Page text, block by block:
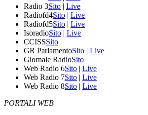
Radio 3Sito | Live
Radiofd4Sito | Live
Radiofd5Sito | Live
IsoradioSito | Live
CCISSSito
GR ParlamentoSito | Live
Giornale RadioSito
Web Radio 6Sito | Live
Web Radio 7Sito | Live
Web Radio 8Sito | Live
PORTALI WEB